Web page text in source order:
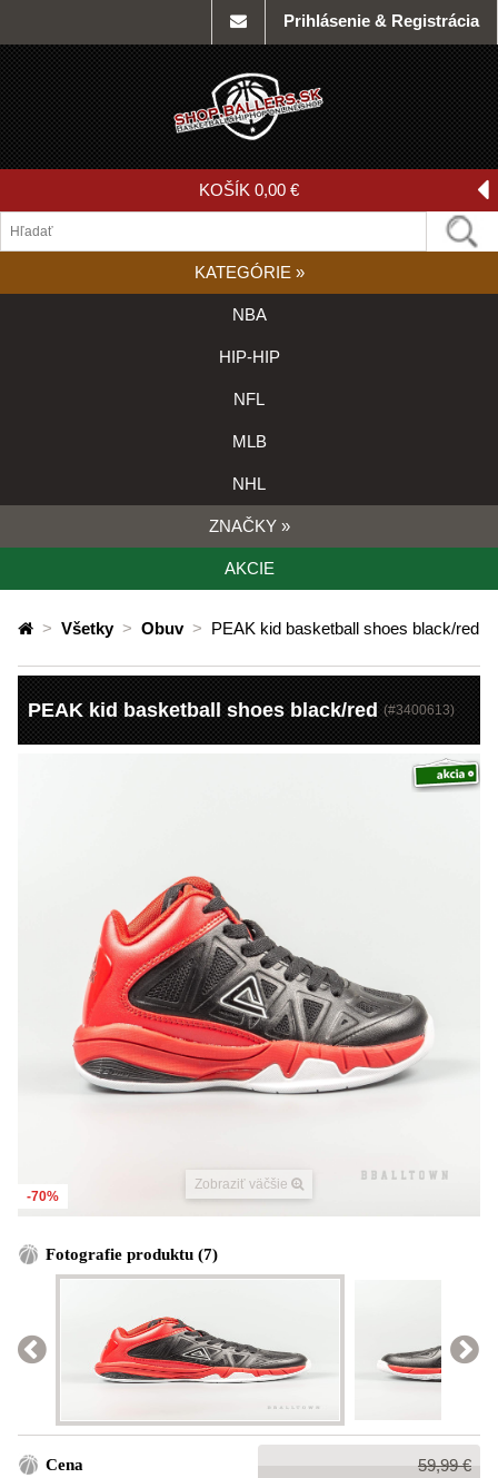
Prihlásenie & Registrácia
KOŠÍK 0,00 €
KATEGÓRIE »
NBA
HIP-HIP
NFL
MLB
NHL
ZNAČKY »
AKCIE
> Všetky > Obuv > PEAK kid basketball shoes black/red
PEAK kid basketball shoes black/red (#3400613)
Zobraziť väčšie
-70%
Fotografie produktu (7)
Cena
Bežná
59,99 €